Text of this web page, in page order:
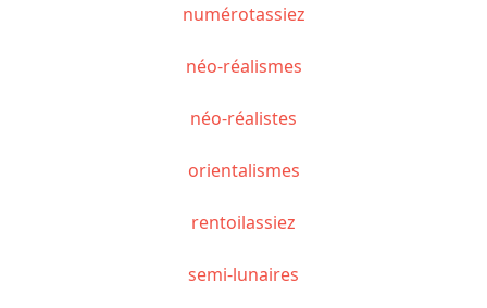
numérotassiez
néo-réalismes
néo-réalistes
orientalismes
rentoilassiez
semi-lunaires